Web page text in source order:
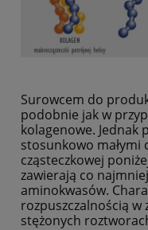
Surowcem do
podobnie jak w
kolagenowe. Jednak
stosunkowo małymi
cząsteczkowej
zawierają co
aminokwasów.
rozpuszczalnością
stężonych